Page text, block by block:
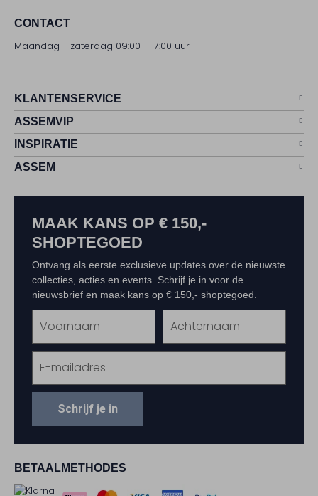
CONTACT
Maandag - zaterdag 09:00 - 17:00 uur
KLANTENSERVICE
ASSEMVIP
INSPIRATIE
ASSEM
BETAALMETHODES
MAAK KANS OP € 150,-
SHOPTEGOED
Ontvang als eerste exclusieve updates over de nieuwste
collecties, acties en events. Schrijf je in voor de
nieuwsbrief en maak kans op € 150,- shoptegoed.
Schrijf je in